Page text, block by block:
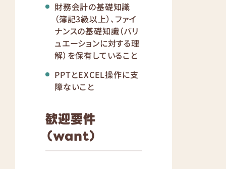
財務会計の基礎知識
（簿記3級以上）、ファイ
ナンスの基礎知識（バリ
ュエーションに対する理
解）を保有していること
PPTとEXCEL操作に支
障ないこと
歓迎要件
（want）